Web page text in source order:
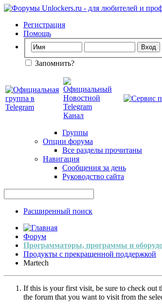
Регистрация
Помощь
Запомнить?
Группы
Опции форума
Все разделы прочитаны
Навигация
Сообщения за день
Руководство сайта
Расширенный поиск
Форум
Программаторы, программы и
Продукты с прекращенной поддержкой
Martech
If this is your first visit, be sure to check out
the forum that you want to visit from the